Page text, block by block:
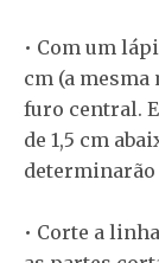
• Com um
cm (a mesma
furo central.
de 1,5 cm
• Corte a